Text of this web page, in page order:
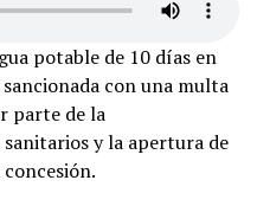
potable de 10 días en
con una multa
parte de la
y la apertura de